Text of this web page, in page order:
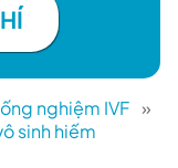
nghiệm IVF
sinh hiếm
»